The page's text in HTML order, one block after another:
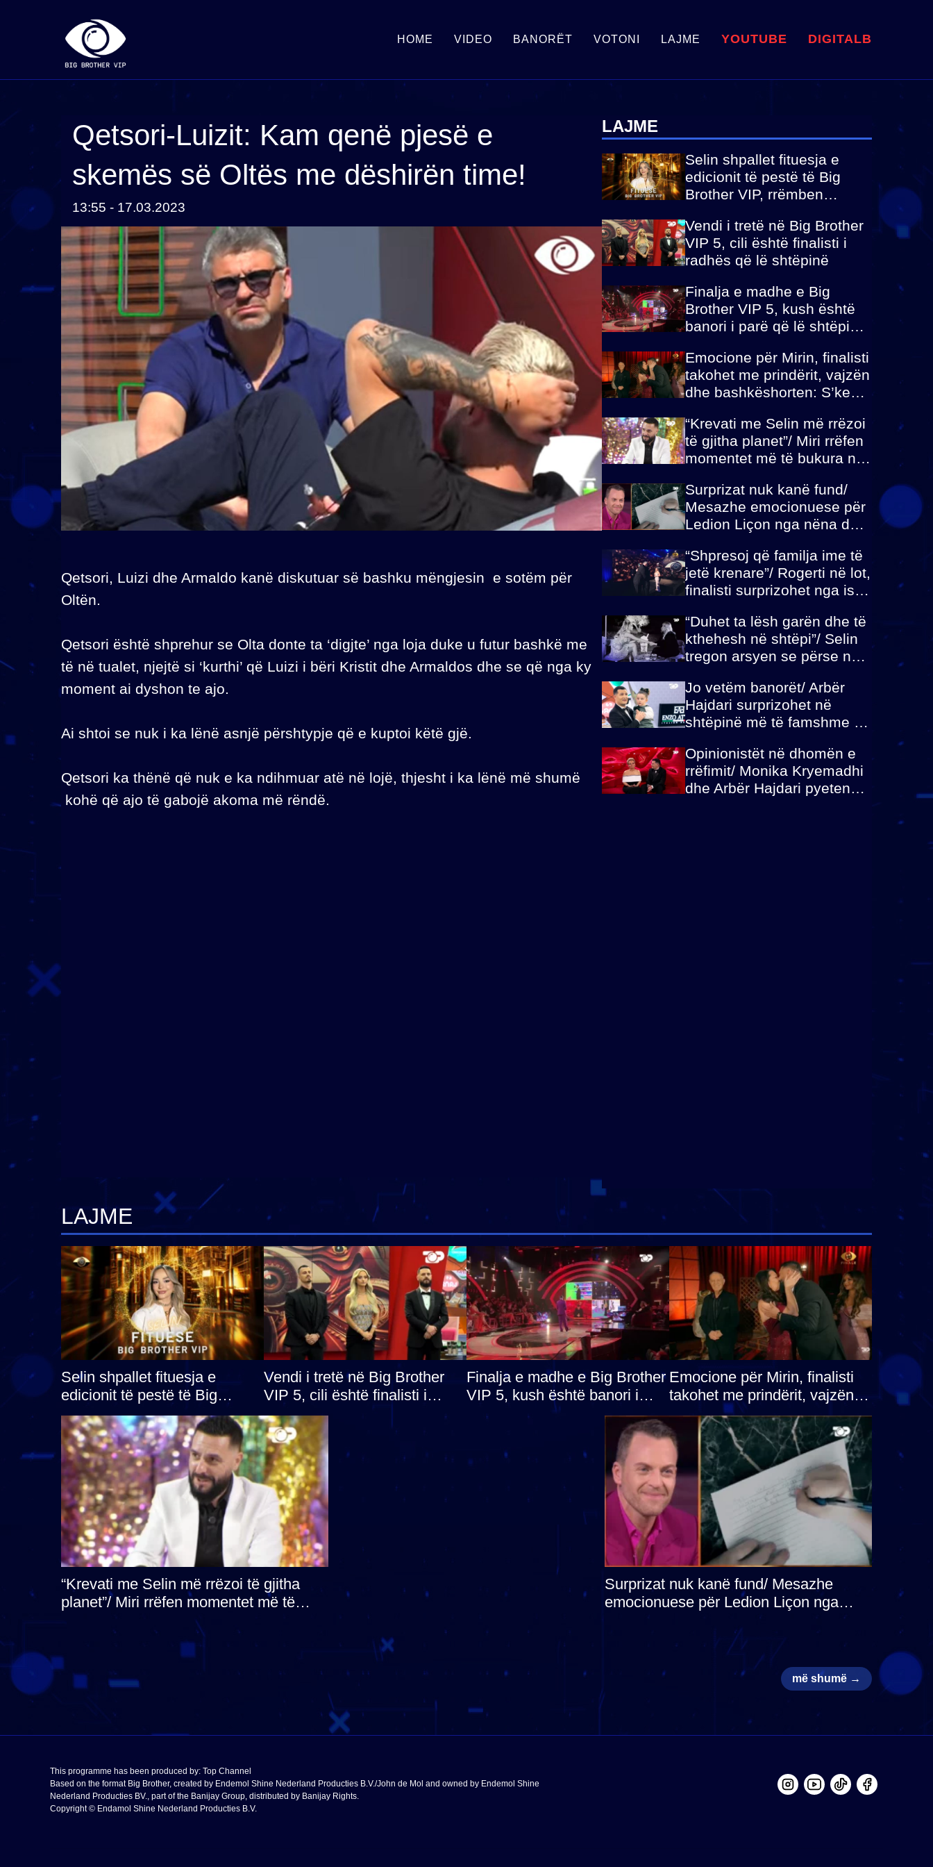
HOME VIDEO BANORËT VOTONI LAJME YOUTUBE DIGITALB
Qetsori-Luizit: Kam qenë pjesë e
skemës së Oltës me dëshirën time!
13:55 - 17.03.2023
Qetsori, Luizi dhe Armaldo kanë diskutuar së bashku mëngjesin e sotëm për
Oltën.
Qetsori është shprehur se Olta donte ta ‘digjte’ nga loja duke u futur bashkë me
të në tualet, njejtë si ‘kurthi’ që Luizi i bëri Kristit dhe Armaldos dhe se që nga ky
moment ai dyshon te ajo.
Ai shtoi se nuk i ka lënë asnjë përshtypje që e kuptoi këtë gjë.
Qetsori ka thënë që nuk e ka ndihmuar atë në lojë, thjesht i ka lënë më shumë
kohë që ajo të gabojë akoma më rëndë.
LAJME
Selin shpallet fituesja e
edicionit të pestë të Big
Brother VIP, rrëmben
mijë eurosh
Vendi i tretë në Big Brother
VIP 5, cili është finalisti i
radhës që lë shtëpinë
Finalja e madhe e Big
Brother VIP 5, kush është
banori i parë që lë shtëpinë
fituar çmimin e madh
Emocione për Mirin, finalisti
takohet me prindërit, vajzën
dhe bashkëshorten: S’kemi
“Krevati me Selin më rrëzoi
të gjitha planet”/ Miri rrëfen
momentet më të bukura në
mungojë zilja e mëngjesit
kur…
Surprizat nuk kanë fund/
Mesazhe emocionuese për
Ledion Liçon nga nëna dhe
i mban dot lotët: Nuk
meritoj…
“Shpresoj që familja ime të
jetë krenare”/ Rogerti në lot,
finalisti surprizohet nga ish-
“Duhet ta lësh garën dhe të
kthehesh në shtëpi”/ Selin
tregon arsyen se përse nuk
Doja ta çoja luftën time deri
në fund
Jo vetëm banorët/ Arbër
Hajdari surprizohet në
shtëpinë më të famshme në
me vajzën e tij
Opinionistët në dhomën e
rrëfimit/ Monika Kryemadhi
dhe Arbër Hajdari pyeten
LAJME
Selin shpallet fituesja e
edicionit të pestë të Big
Brother VIP, rrëmben çmimin
e madh prej 100 mijë eurosh
Vendi i tretë në Big Brother
VIP 5, cili është finalisti i
radhës që lë shtëpinë
Finalja e madhe e Big Brother
VIP 5, kush është banori i
parë që lë shtëpinë dhe humb
çmimin e madh
Emocione për Mirin, finalisti
takohet me prindërit, vajzën
dhe bashkëshorten: S’kemi
ndonjë letër divorci apo jo?
“Krevati me Selin më rrëzoi të gjitha
planet”/ Miri rrëfen momentet më të
bukura në shtëpinë e BB VIP: Do më
mungojë zilja e mëngjesit kur…
Surprizat nuk kanë fund/ Mesazhe
emocionuese për Ledion Liçon nga
nëna dhe fëmijët e tij, moderatori nuk i
mban dot lotët: Nuk meritoj…
më shumë →
This programme has been produced by: Top Channel
Based on the format Big Brother, created by Endemol Shine Nederland Producties B.V./John de Mol and owned by Endemol Shine
Nederland Producties BV., part of the Banijay Group, distributed by Banijay Rights.
Copyright © Endamol Shine Nederland Producties B.V.